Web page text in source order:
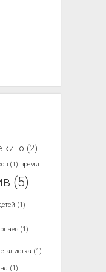
кино (2)
(1) время
(5)
(1)
(1)
(1)
(1)